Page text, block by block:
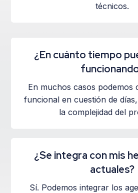
técnicos.
¿En cuánto tiempo
En muchos casos podemos
funcional en cuestión de
la complejidad del
¿Se integra con mis
actuales?
Sí. Podemos integrar los